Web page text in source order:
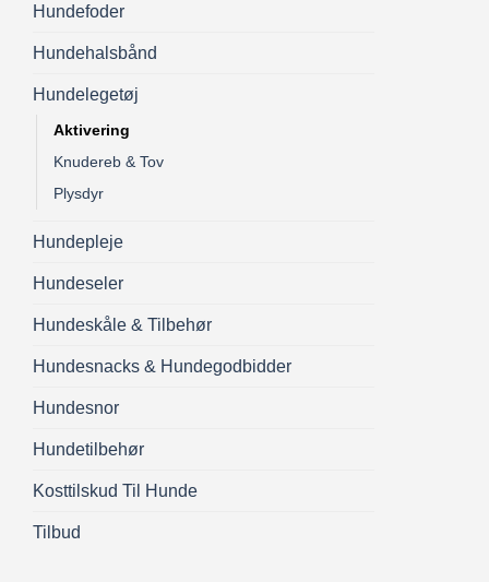
Hundefoder
Hundehalsbånd
Hundelegetøj
Aktivering
Knudereb & Tov
Plysdyr
Hundepleje
Hundeseler
Hundeskåle & Tilbehør
Hundesnacks & Hundegodbidder
Hundesnor
Hundetilbehør
Kosttilskud Til Hunde
Tilbud